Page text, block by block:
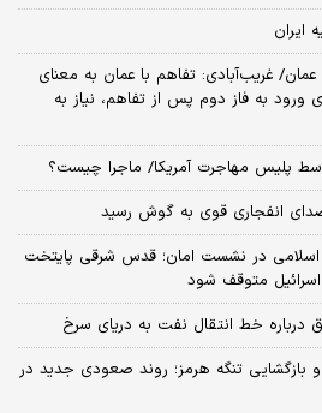
ایران
عمان/ غریب‌آبادی: تفاهم با عمان به معنای
به فاز دوم پس از تفاهم، نیاز به
پلیس مهاجرت آمریکا/ ماجرا چیست؟
انفجاری قوی به گوش رسید
و اسلامی در نشست امان؛ قدس شرقی پایتخت
متوقف شود
درباره خط انتقال نفت به دریای سرخ
بازگشایی تنگه هرمز؛ روند صعودی جدید در